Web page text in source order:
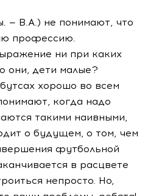
— В.А.) не понимают, что
профессию.
ни при каких
они, дети малые?
хорошо во всем
когда надо
такими наивными,
о будущем, о том, чем
футбольной
в расцвете
непросто. Но,